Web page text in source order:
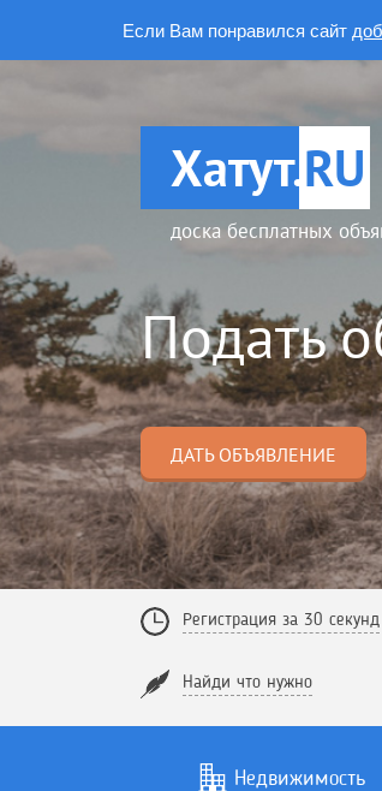
Если Вам понравился сайт
Хатут.RU
доска бесплатных
Подать
ДАТЬ ОБЪЯВЛЕНИЕ
Регистрация за 30 секунд
Найди что нужно
Недвижимость